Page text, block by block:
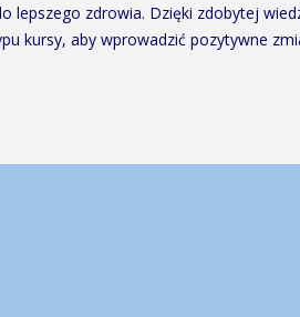
lepszego zdrowia. Dzięki zdobytej
kursy, aby wprowadzić pozytywne